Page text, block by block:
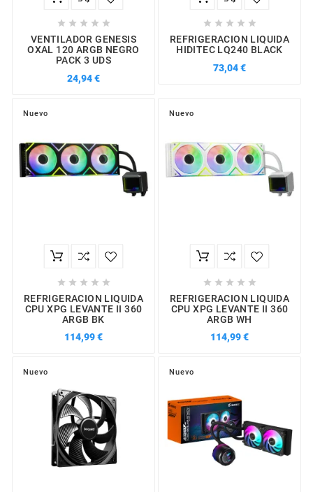
    
VENTILADOR GENESIS
OXAL 120 ARGB NEGRO
PACK 3 UDS
24,94 €
    
REFRIGERACION LIQUIDA
HIDITEC LQ240 BLACK
73,04 €
Nuevo
    
REFRIGERACION LIQUIDA
CPU XPG LEVANTE II 360
ARGB BK
114,99 €
Nuevo
    
REFRIGERACION LIQUIDA
CPU XPG LEVANTE II 360
ARGB WH
114,99 €
Nuevo Nuevo